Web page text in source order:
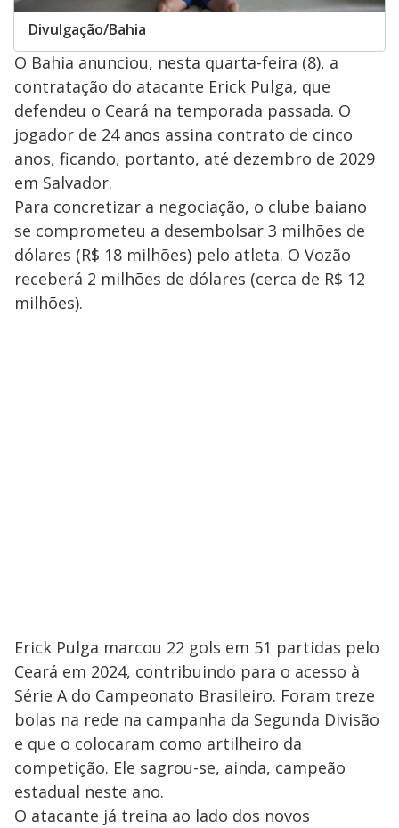
Divulgação/Bahia
O Bahia anunciou, nesta quarta-feira (8), a
contratação do atacante Erick Pulga, que
defendeu o Ceará na temporada passada. O
jogador de 24 anos assina contrato de cinco
anos, ficando, portanto, até dezembro de 2029
em Salvador.
Para concretizar a negociação, o clube baiano
se comprometeu a desembolsar 3 milhões de
dólares (R$ 18 milhões) pelo atleta. O Vozão
receberá 2 milhões de dólares (cerca de R$ 12
milhões).
Erick Pulga marcou 22 gols em 51 partidas pelo
Ceará em 2024, contribuindo para o acesso à
Série A do Campeonato Brasileiro. Foram treze
bolas na rede na campanha da Segunda Divisão
e que o colocaram como artilheiro da
competição. Ele sagrou-se, ainda, campeão
estadual neste ano.
O atacante já treina ao lado dos novos